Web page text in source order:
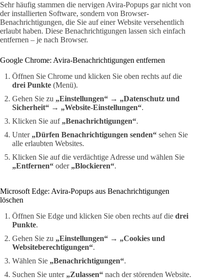
Sehr häufig stammen die nervigen Avira-Popups gar nicht von
der installierten Software, sondern von Browser-
Benachrichtigungen, die Sie auf einer Website versehentlich
erlaubt haben. Diese Benachrichtigungen lassen sich einfach
entfernen – je nach Browser.
Google Chrome: Avira-Benachrichtigungen entfernen
Öffnen Sie Chrome und klicken Sie oben rechts auf die
drei Punkte (Menü).
Gehen Sie zu „Einstellungen“ → „Datenschutz und
Sicherheit“ → „Website-Einstellungen“.
Klicken Sie auf „Benachrichtigungen“.
Unter „Dürfen Benachrichtigungen senden“ sehen Sie
alle erlaubten Websites.
Klicken Sie auf die verdächtige Adresse und wählen Sie
„Entfernen“ oder „Blockieren“.
Microsoft Edge: Avira-Popups aus Benachrichtigungen
löschen
Öffnen Sie Edge und klicken Sie oben rechts auf die drei
Punkte.
Gehen Sie zu „Einstellungen“ → „Cookies und
Websiteberechtigungen“.
Wählen Sie „Benachrichtigungen“.
Suchen Sie unter „Zulassen“ nach der störenden Website.